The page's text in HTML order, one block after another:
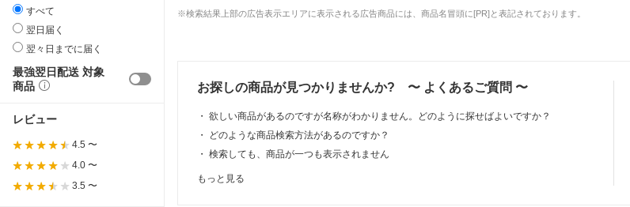
すべて
翌日届く
翌々日までに届く
最強翌日配送 対象
商品
レビュー
4.5 〜
4.0 〜
3.5 〜
※検索結果上部の広告表示エリアに表示される広告商品には、商品名冒頭に[PR]と表記されております。
お探しの商品が見つかりませんか? 〜 よくあるご質問 〜
・ 欲しい商品があるのですが名称がわかりません。どのように探せばよいですか？
・
どのような商品検索方法があるのですか？
・ 検索しても、商品が一つも表示されません
もっと見る